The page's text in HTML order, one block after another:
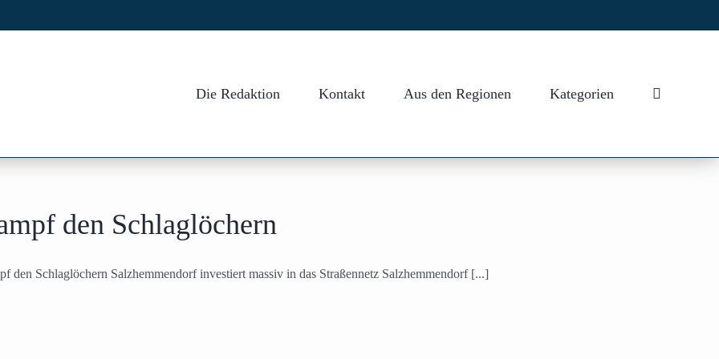
Die Redaktion Kontakt Aus den Regionen Kategorien
den Schlaglöchern
den Schlaglöchern Salzhemmendorf investiert massiv in das Straßennetz Salzhemmendorf [...]